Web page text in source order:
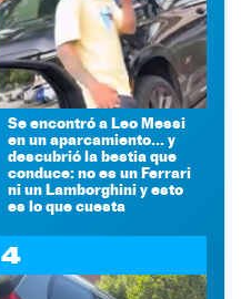
Se encontró a Leo Messi
en un aparcamiento... y
descubrió la bestia que
conduce: no es un Ferrari
ni un Lamborghini y esto
es lo que cuesta
4